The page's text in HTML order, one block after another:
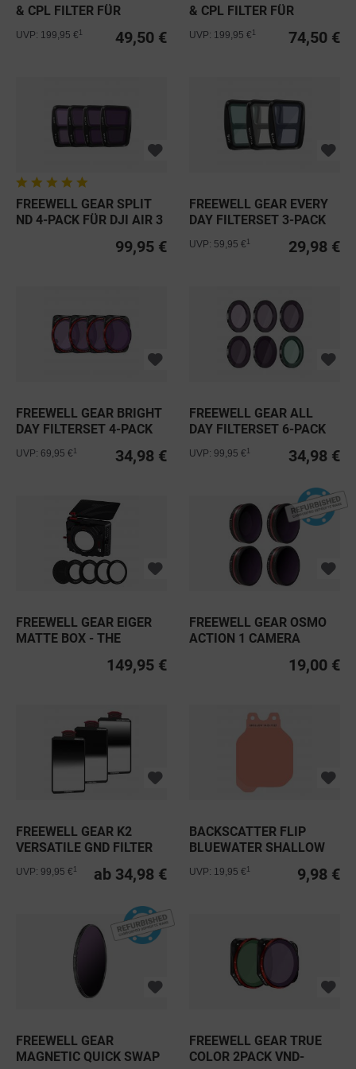
& CPL FILTER FÜR
49,50 €
UVP: 199,95 €
& CPL FILTER FÜR
74,50 €
UVP: 199,95 €
FREEWELL GEAR SPLIT
ND 4-PACK FÜR DJI AIR 3
99,95 €
FREEWELL GEAR EVERY
DAY FILTERSET 3-PACK
29,98 €
UVP: 59,95 €
FREEWELL GEAR BRIGHT
DAY FILTERSET 4-PACK
34,98 €
UVP: 69,95 €
FREEWELL GEAR ALL
DAY FILTERSET 6-PACK
34,98 €
UVP: 99,95 €
FREEWELL GEAR EIGER
MATTE BOX - THE
149,95 €
FREEWELL GEAR OSMO
ACTION 1 CAMERA
19,00 €
FREEWELL GEAR K2
VERSATILE GND FILTER
ab 34,98 €
UVP: 99,95 €
BACKSCATTER FLIP
BLUEWATER SHALLOW
FILTER 10-25FT
9,98 €
UVP: 19,95 €
FREEWELL GEAR
MAGNETIC QUICK SWAP
FREEWELL GEAR TRUE
COLOR 2PACK VND-